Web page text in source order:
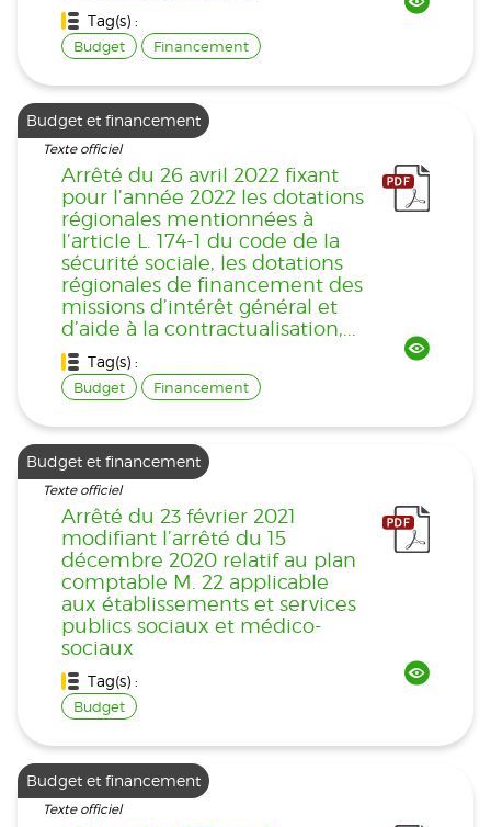
Tag(s) :
Budget Financement
Budget et financement
Texte officiel
Arrêté du 26 avril 2022 fixant
pour l’année 2022 les dotations
régionales mentionnées à
l’article L. 174-1 du code de la
sécurité sociale, les dotations
régionales de financement des
missions d’intérêt général et
d’aide à la contractualisation,...
Tag(s) :
Budget Financement
Budget et financement
Texte officiel
Arrêté du 23 février 2021
modifiant l’arrêté du 15
décembre 2020 relatif au plan
comptable M. 22 applicable
aux établissements et services
publics sociaux et médico-
sociaux
Tag(s) :
Budget
Budget et financement
Texte officiel